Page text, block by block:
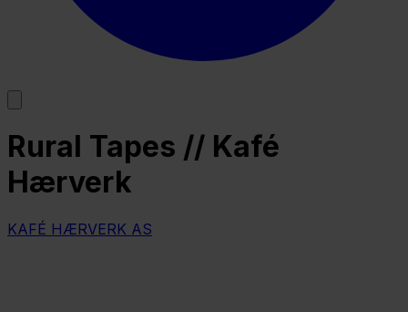
Rural Tapes // Kafé
Hærverk
KAFÉ HÆRVERK AS